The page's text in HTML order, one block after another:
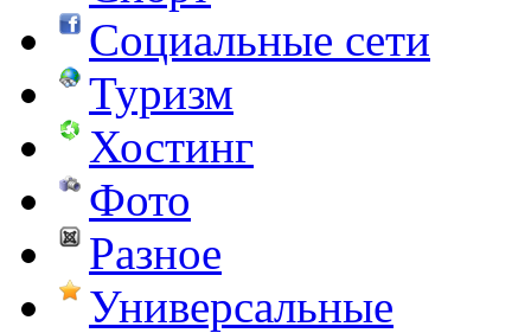
Социальные сети
Туризм
Хостинг
Фото
Разное
Универсальные